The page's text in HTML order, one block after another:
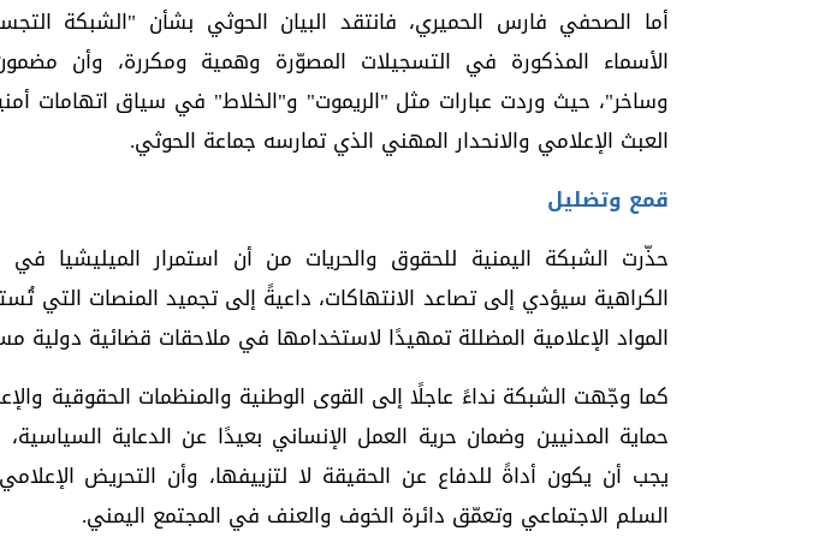
أما الصحفي فارس الحميري، فانتقد البيان الحوثي بشأن "الشبكة
الأسماء المذكورة في التسجيلات المصوّرة وهمية ومكررة، وأن
وساخر"، حيث وردت عبارات مثل "الريموت" و"الخلاط" في سياق اتهامات
العبث الإعلامي والانحدار المهني الذي تمارسه جماعة الحوثي.
قمع وتضليل
حذّرت الشبكة اليمنية للحقوق والحريات من أن استمرار الميليشيا في
الكراهية سيؤدي إلى تصاعد الانتهاكات، داعيةً إلى تجميد المنصات التي
المواد الإعلامية المضللة تمهيدًا لاستخدامها في ملاحقات قضائية دولية
كما وجّهت الشبكة نداءً عاجلًا إلى القوى الوطنية والمنظمات الحقوقية
حماية المدنيين وضمان حرية العمل الإنساني بعيدًا عن الدعاية السياسية،
يجب أن يكون أداةً للدفاع عن الحقيقة لا لتزييفها، وأن التحريض
السلم الاجتماعي وتعمّق دائرة الخوف والعنف في المجتمع اليمني.